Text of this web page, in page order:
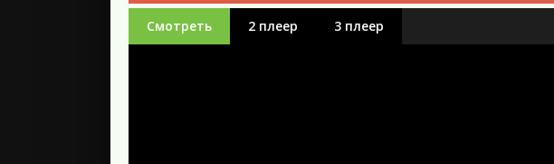
Смотреть 2 плеер 3 плеер